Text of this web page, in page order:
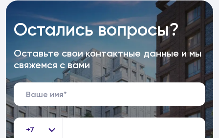
Остались вопросы?
Оставьте свои контактные данные и мы
свяжемся с вами
+7